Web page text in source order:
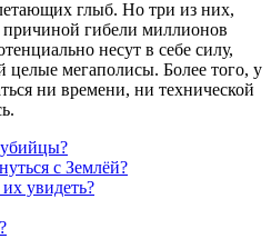
глыб. Но три из них,
причиной гибели миллионов
несут в себе силу,
целые мегаполисы. Более того, у
ни времени, ни технической
с Землёй?
увидеть?